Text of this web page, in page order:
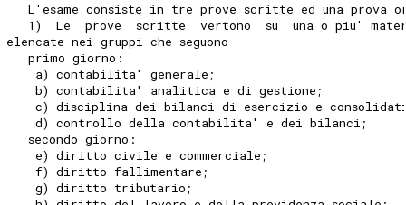
L'esame consiste in tre prove scritte ed una prova
1)  Le  prove  scritte  vertono  su  una o piu'
elencate nei gruppi che seguono
   primo giorno:
    a) contabilita' generale;
    b) contabilita' analitica e di gestione;
c) disciplina dei bilanci di esercizio e
    d) controllo della contabilita' e dei bilanci;
   secondo giorno:
    e) diritto civile e commerciale;
    f) diritto fallimentare;
    g) diritto tributario;